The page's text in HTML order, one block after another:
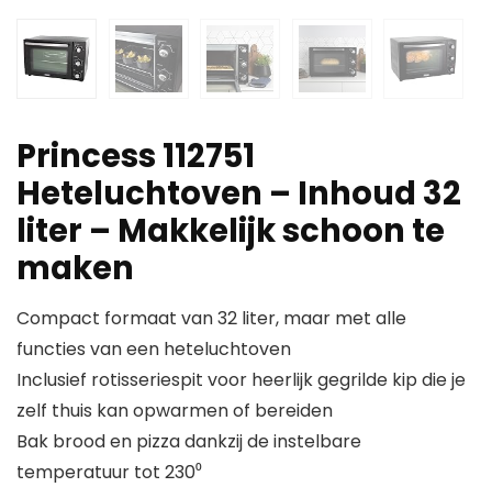
Princess 112751
Heteluchtoven – Inhoud 32
liter – Makkelijk schoon te
maken
Compact formaat van 32 liter, maar met alle
functies van een heteluchtoven
Inclusief rotisseriespit voor heerlijk gegrilde kip die je
zelf thuis kan opwarmen of bereiden
Bak brood en pizza dankzij de instelbare
temperatuur tot 230⁰